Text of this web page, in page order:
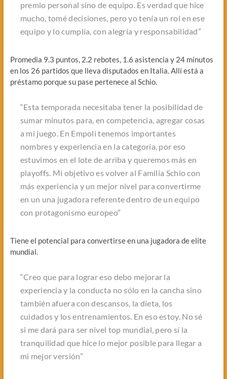
premio personal sino de equipo. Es verdad que hice
mucho, tomé decisiones, pero yo tenía un rol en ese
equipo y lo cumplía, con alegría y responsabilidad”
Promedia 9.3 puntos, 2.2 rebotes, 1.6 asistencia y 24 minutos
en los 26 partidos que lleva disputados en Italia. Allí está a
préstamo porque su pase pertenece al Schio.
“Esta temporada necesitaba tener la posibilidad de
sumar minutos para, en competencia, agregar cosas
a mi juego. En Empoli tenemos importantes
nombres y experiencia en la categoría, por eso
estuvimos en el lote de arriba y queremos más en
playoffs. Mi objetivo es volver al Familia Schio con
más experiencia y un mejor nivel para convertirme
en un una jugadora referente dentro de un equipo
con protagonismo europeo”
Tiene el potencial para convertirse en una jugadora de elite
mundial.
“Creo que para lograr eso debo mejorar la
experiencia y la conducta no sólo en la cancha sino
también afuera con descansos, la dieta, los
cuidados y los entrenamientos. En eso estoy. No sé
si me dará para ser nivel top mundial, pero sí la
tranquilidad que hice lo mejor posible para llegar a
mi mejor versión”